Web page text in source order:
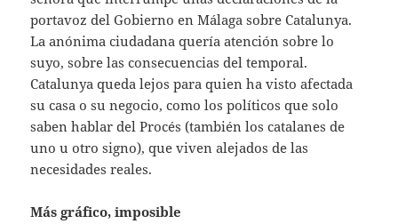
portavoz del Gobierno en Málaga sobre Catalunya.
La anónima ciudadana quería atención sobre lo
suyo, sobre las consecuencias del temporal.
Catalunya queda lejos para quien ha visto afectada
su casa o su negocio, como los políticos que solo
saben hablar del Procés (también los catalanes de
uno u otro signo), que viven alejados de las
necesidades reales.
Más gráfico, imposible